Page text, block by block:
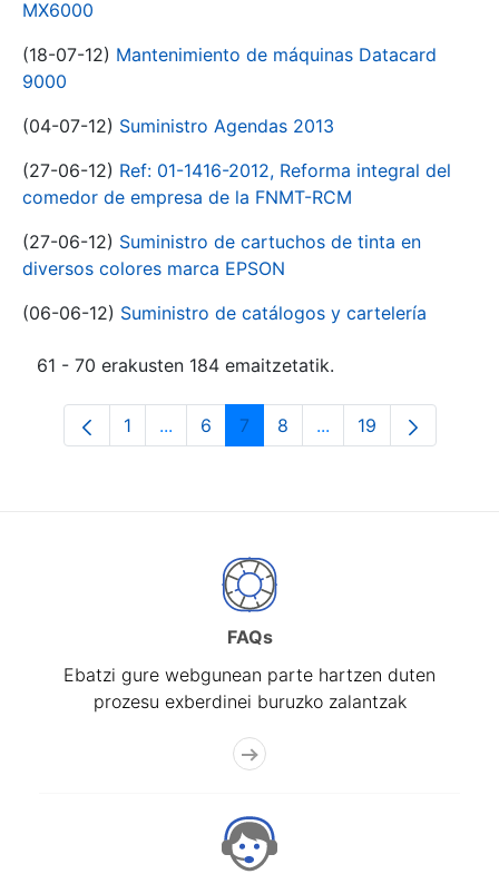
MX6000
(18-07-12) Mantenimiento de máquinas Datacard
9000
(04-07-12) Suministro Agendas 2013
(27-06-12) Ref: 01-1416-2012, Reforma integral del
comedor de empresa de la FNMT-RCM
(27-06-12) Suministro de cartuchos de tinta en
diversos colores marca EPSON
(06-06-12) Suministro de catálogos y cartelería
61 - 70 erakusten 184 emaitzetatik.
Orrialdea
1 ...Intermediate Pages Use TAB to
Orrialdea
6 Orrialdea
7 Orrialdea
8 ...Intermediate Pages
Orrialdea
19
FAQs
Ebatzi gure webgunean parte hartzen duten
prozesu exberdinei buruzko zalantzak